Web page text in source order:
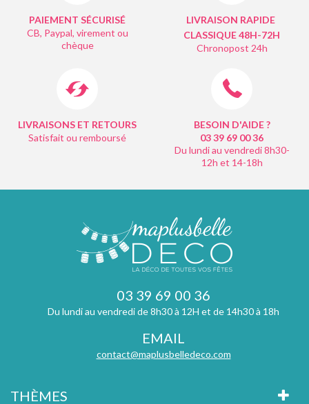
PAIEMENT SÉCURISÉ
CB, Paypal, virement ou
chèque
LIVRAISON RAPIDE
CLASSIQUE 48H-72H
Chronopost 24h
LIVRAISONS ET RETOURS
Satisfait ou remboursé
BESOIN D'AIDE ?
03 39 69 0036
Du lundi au vendredi 8h30-
12h et 14-18h
03 39 69 00 36
Du lundi au vendredi de 8h30 à 12H et de 14h30 à 18h
EMAIL
contact@maplusbelledeco.com
THÈMES